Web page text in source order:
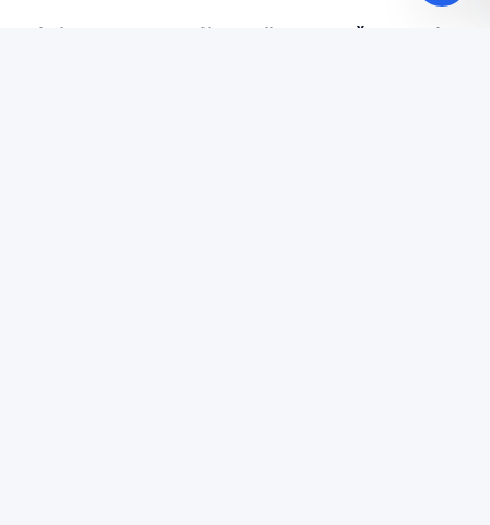
Digin - Technologijų naujienos, apžvalgos ir